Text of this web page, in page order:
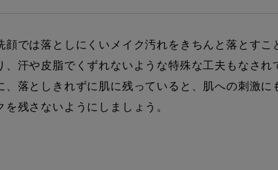
では落としにくいメイク汚れをきちんと落とすこ
汗や皮脂でくずれないような特殊な工夫もなされ
落としきれずに肌に残っていると、肌への刺激に
残さないようにしましょう。